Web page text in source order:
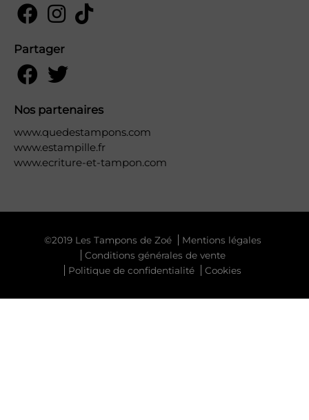
Partager
Nos partenaires
www.quedestampons.com
www.estampille.fr
www.ecriture-et-tampon.com
©2019 Les Tampons de Zoé
Mentions légales
Conditions générales de vente
Politique de confidentialité
Cookies